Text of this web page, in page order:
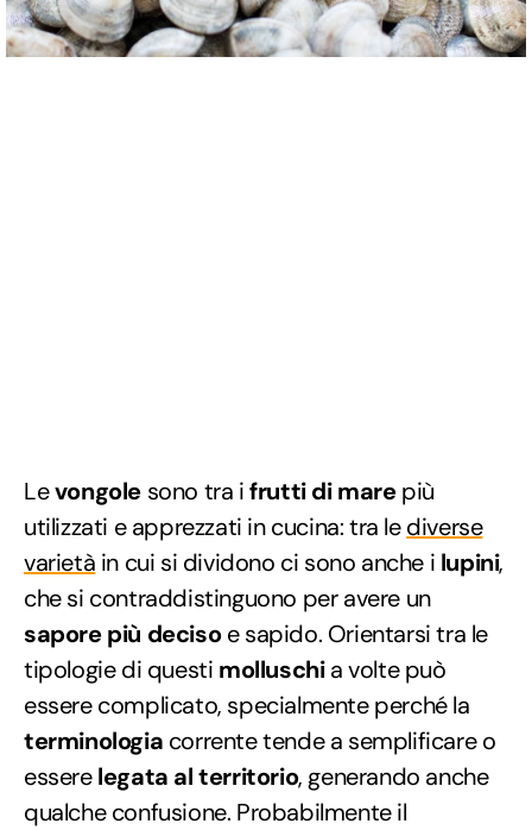
Levongole sono tra ifrutti di marepiù
utilizzati e apprezzati in cucina: tra lediverse
varietà in cui si dividono ci sono anche i lupini,
che si contraddistinguono per avere un
sapore più decisoe sapido. Orientarsi tra le
tipologie di questi molluschia volte può
essere complicato, specialmente perché la
terminologia corrente tende a semplificare o
esserelegata al territorio, generando anche
qualche confusione. Probabilmente il